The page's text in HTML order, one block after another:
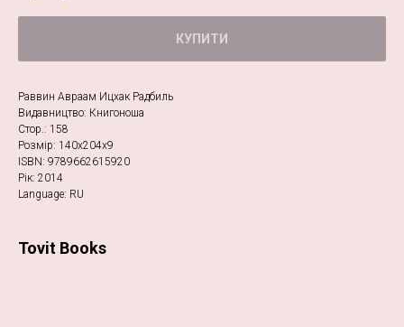
КУПИТИ
Раввин Авраам Ицхак Радбиль
Видавництво: Книгоноша
Стор.: 158
Розмір: 140х204х9
ISBN: 9789662615920
Рік: 2014
Language: RU
Tovit Books